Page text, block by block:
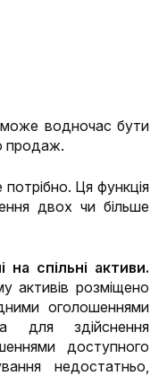
продаж.
Ця функція
двох чи більше
активів розміщено
оголошеннями
а для здійснення
доступного
недостатньо,